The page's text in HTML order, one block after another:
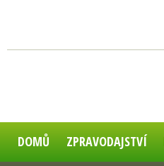
DOMŮ ZPRAVODAJSTVÍ